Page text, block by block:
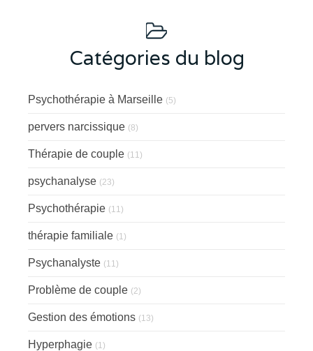
Catégories du blog
Psychothérapie à Marseille (5)
pervers narcissique (8)
Thérapie de couple (11)
psychanalyse (23)
Psychothérapie (11)
thérapie familiale (1)
Psychanalyste (11)
Problème de couple (2)
Gestion des émotions (13)
Hyperphagie (1)